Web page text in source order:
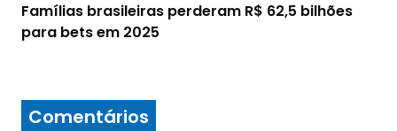
Famílias brasileiras perderam R$ 62,5 bilhões
para bets em 2025
Comentários